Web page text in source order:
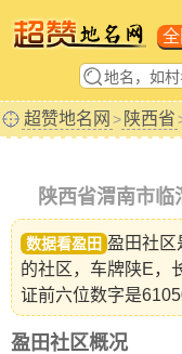
超赞地名网 > 陕西省
陕西省渭南市临
数据看盈田 盈田社区
的社区，车牌陕E，
证前六位数字是
盈田社区概况